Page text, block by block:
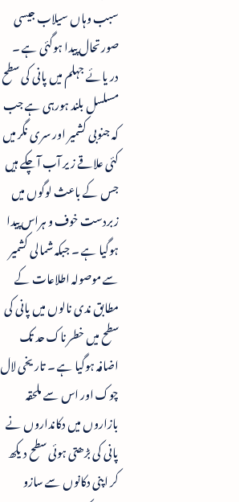
سبب وہاں سیلاب جیسی
صورتحال پیدا ہوگئی ہے ۔
دریائے جہلم میں پانی کی سطح
مسلسل بلند ہورہی ہے جب
کہ جنوبی کشمیر اور سری نگر میں
کئی علاقے زیر آب آچکے ہیں
جس کے باعث لوگوں میں
زبردست خوف و ہراس پیدا
ہوگیا ہے ۔ جبکہ شمالی کشمیر
سے موصولہ اطلاعات کے
مطابق ندی نالوں میں پانی کی
سطح میں خطرناک حد تک
اضافہ ہوگیا ہے ۔ تاریخی لال
چوک اور اس سے ملحقہ
بازاروں میں دکانداروں نے
پانی کی بڑھتی ہوئی سطح دیکھ
کر اپنی دکانوں سے سازو